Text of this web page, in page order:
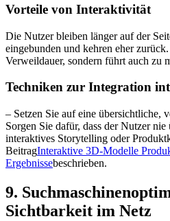
Vorteile von Interaktivität
Die Nutzer bleiben länger auf der
eingebunden und kehren eher
Verweildauer, sondern führt auch zu
Techniken zur Integration
– Setzen Sie auf eine übersichtliche,
Sorgen Sie dafür, dass der Nutzer
interaktives Storytelling oder
BeitragInteraktive 3D-Modelle
Ergebnissebeschrieben.
9.
Sichtbarkeit im Netz